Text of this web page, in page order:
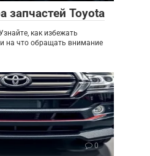
запчастей Toyota
как избежать
и на что обращать внимание
0